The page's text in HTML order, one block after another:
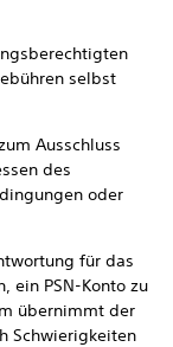
selbst
Ausschluss
des
oder
für das
ein PSN-Konto zu
übernimmt der
Schwierigkeiten